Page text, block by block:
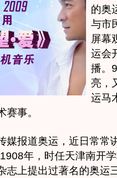
的奥
与市
屏幕
运会
播。
亮，
运马
事。
报道奥运，近日常常
年，时任天津南开
志上提出过著名的奥运